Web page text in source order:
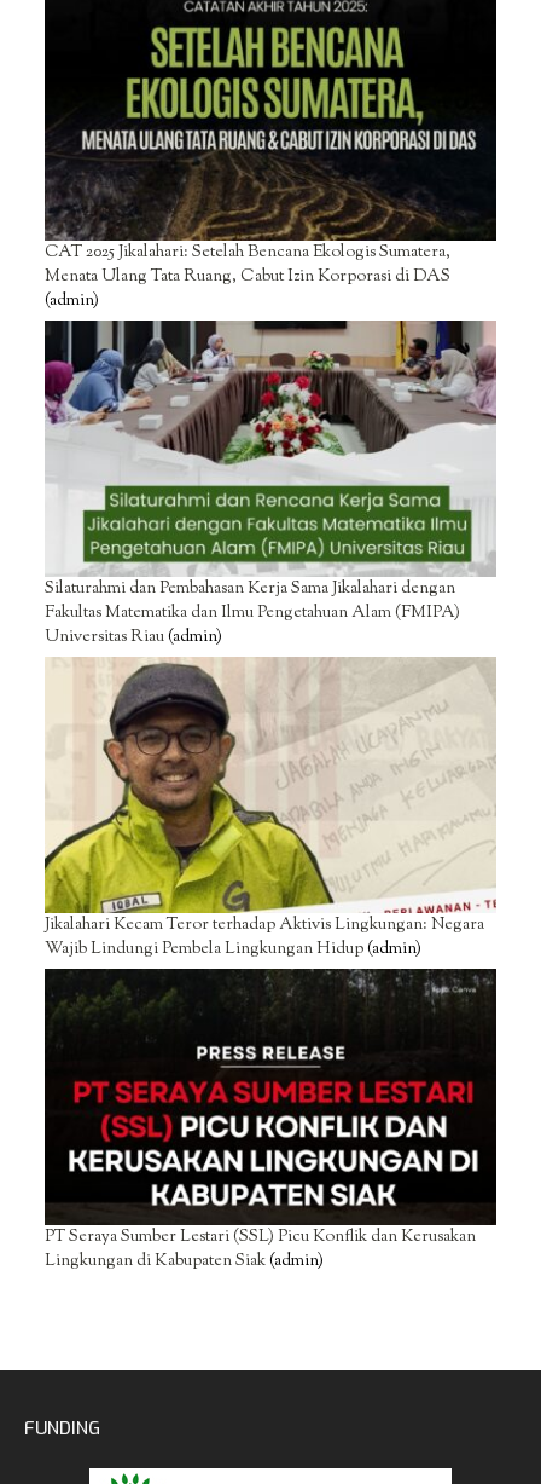
CAT 2025 Jikalahari: Setelah Bencana Ekologis Sumatera,
Menata Ulang Tata Ruang, Cabut Izin Korporasi di DAS
(admin)
Silaturahmi dan Pembahasan Kerja Sama Jikalahari dengan
Fakultas Matematika dan Ilmu Pengetahuan Alam (FMIPA)
Universitas Riau(admin)
Jikalahari Kecam Teror terhadap Aktivis Lingkungan: Negara
Wajib Lindungi Pembela Lingkungan Hidup(admin)
PT Seraya Sumber Lestari (SSL) Picu Konflik dan Kerusakan
Lingkungan di Kabupaten Siak(admin)
FUNDING